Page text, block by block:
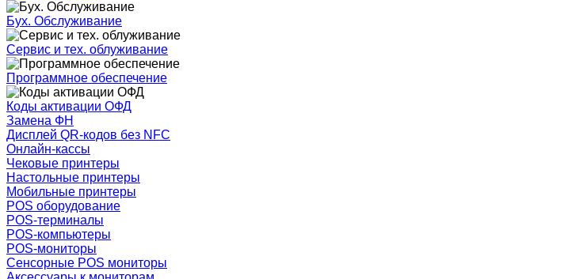
Бух. Обслуживание
Сервис и тех. облуживание
Программное обеспечение
Коды активации ОФД
Замена ФН
Дисплей QR-кодов без NFC
Онлайн-кассы
Чековые принтеры
Настольные принтеры
Мобильные принтеры
POS оборудование
POS-терминалы
POS-компьютеры
POS-мониторы
Сенсорные POS мониторы